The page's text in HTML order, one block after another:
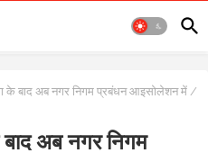
के बाद अब नगर निगम प्रबंधन आइसोलेशन में /
बाद अब नगर निगम